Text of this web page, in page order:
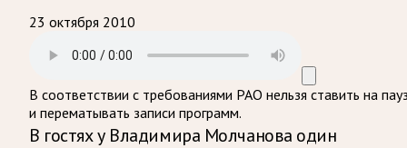
23 октября 2010
В соответствии с требованиями РАО нельзя ставить на
и перематывать записи программ.
В гостях у Владимира Молчанова один